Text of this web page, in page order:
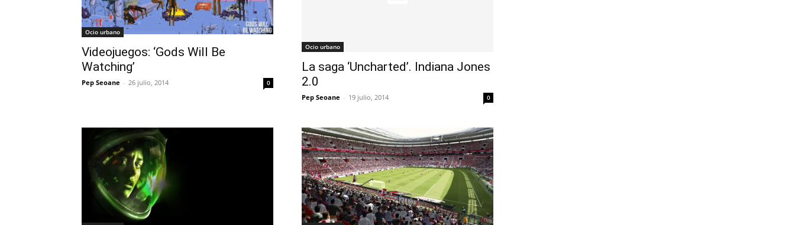
Ocio urbano
Videojuegos: ‘Gods Will Be
Watching’
Pep Seoane - 26 julio, 2014 0
Ocio urbano
La saga ‘Uncharted’. Indiana Jones
2.0
Pep Seoane - 19 julio, 2014 0